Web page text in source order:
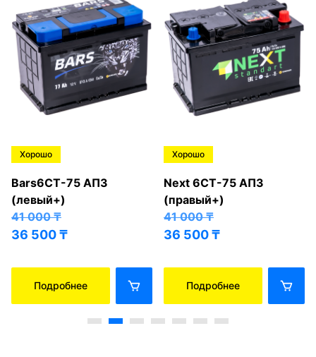
Хорошо
Bars6СТ-75 АПЗ
(левый+)
41 000₸
36 500₸
Подробнее
Хорошо
Next 6СТ-75 АПЗ
(правый+)
41 000₸
36 500₸
Подробнее